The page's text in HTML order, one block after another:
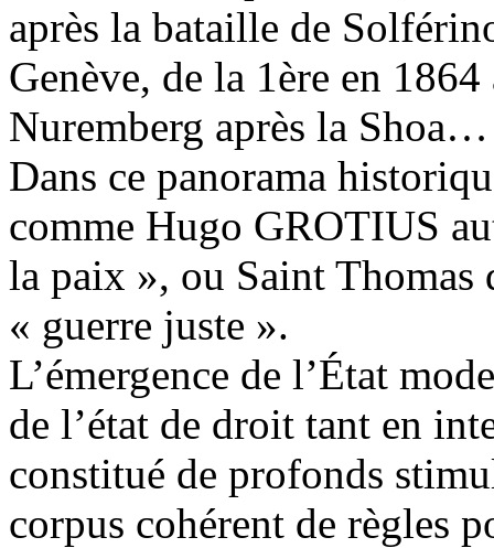
après la bataille de
Genève, de la 1ère en
Nuremberg après la Shoa…
Dans ce panorama
comme Hugo GROTIUS
la paix », ou Saint Thomas
« guerre juste ».
L’émergence de l’État
de l’état de droit tant en
constitué de profonds
corpus cohérent de règles